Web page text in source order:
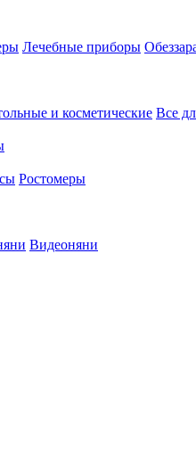
Лечебные приборы
и косметические Все
Ростомеры
Видеоняни